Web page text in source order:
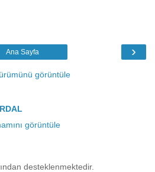
›
Ana Sayfa
görüntüle
görüntüle
desteklenmektedir.